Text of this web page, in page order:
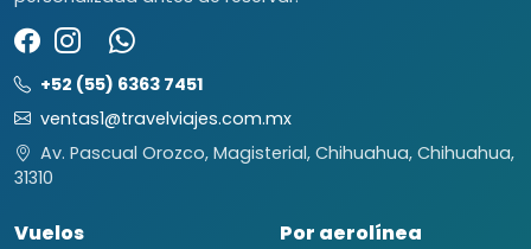
+52 (55) 6363 7451
ventas1@travelviajes.com.mx
Av. Pascual Orozco, Magisterial, Chihuahua, Chihuahua,
31310
Vuelos Por aerolínea